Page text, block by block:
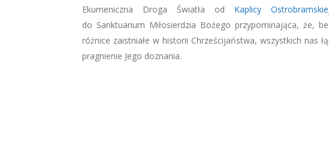
Ekumeniczna Droga Światła od Kaplicy
do Sanktuarium Miłosierdzia Bożego przypominająca, że,
różnice zaistniałe w historii Chrześcijaństwa, wszystkich nas
pragnienie Jego doznania.